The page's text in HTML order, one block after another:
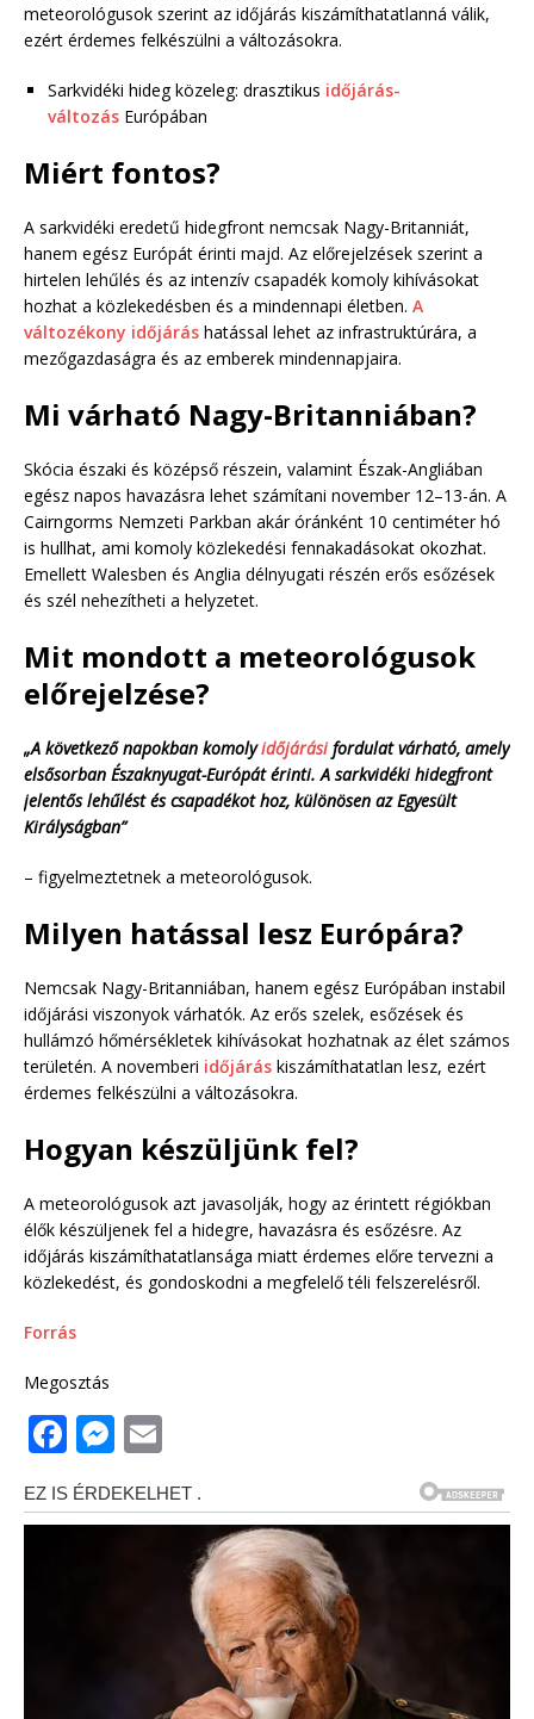
meteorológusok szerint az időjárás kiszámíthatatlanná válik,
ezért érdemes felkészülni a változásokra.
Sarkvidéki hideg közeleg: drasztikus időjárás-
változás Európában
Miért fontos?
A sarkvidéki eredetű hidegfront nemcsak Nagy-Britanniát,
hanem egész Európát érinti majd. Az előrejelzések szerint a
hirtelen lehűlés és az intenzív csapadék komoly kihívásokat
hozhat a közlekedésben és a mindennapi életben. A
változékony időjárás hatással lehet az infrastruktúrára, a
mezőgazdaságra és az emberek mindennapjaira.
Mi várható Nagy-Britanniában?
Skócia északi és középső részein, valamint Észak-Angliában
egész napos havazásra lehet számítani november 12–13-án. A
Cairngorms Nemzeti Parkban akár óránként 10 centiméter hó
is hullhat, ami komoly közlekedési fennakadásokat okozhat.
Emellett Walesben és Anglia délnyugati részén erős esőzések
és szél nehezítheti a helyzetet.
Mit mondott a meteorológusok
előrejelzése?
„A következő napokban komolyidőjárási fordulat várható, amely
elsősorban Északnyugat-Európát érinti. A sarkvidéki hidegfront
jelentős lehűlést és csapadékot hoz, különösen az Egyesült
Királyságban”
– figyelmeztetnek a meteorológusok.
Milyen hatással lesz Európára?
Nemcsak Nagy-Britanniában, hanem egész Európában instabil
időjárási viszonyok várhatók. Az erős szelek, esőzések és
hullámzó hőmérsékletek kihívásokat hozhatnak az élet számos
területén. A novemberi időjárás kiszámíthatatlan lesz, ezért
érdemes felkészülni a változásokra.
Hogyan készüljünk fel?
A meteorológusok azt javasolják, hogy az érintett régiókban
élők készüljenek fel a hidegre, havazásra és esőzésre. Az
időjárás kiszámíthatatlansága miatt érdemes előre tervezni a
közlekedést, és gondoskodni a megfelelő téli felszerelésről.
Forrás
Megosztás
F
a
c
M
ssai